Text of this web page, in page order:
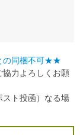
同梱不可★★
力よろしくお願
スト投函）なる場